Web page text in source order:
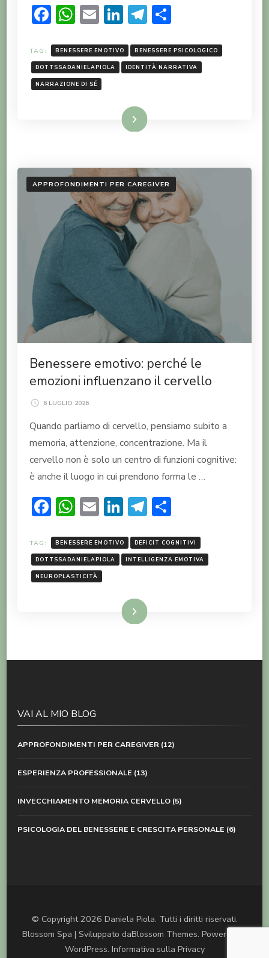
Facebook
WhatsApp
EmailLinkedIn
Telegram
TAG: BENESSERE EMOTIVO BENESSERE PSICOLOGICO
DOTTSSADANIELAPIOLA IDENTITÀ NARRATIVA
NARRAZIONE DI SÉ
LEGGI TUTTO
APPROFONDIMENTI PER CAREGIVER
Benessere emotivo: perché le
emozioni influenzano il cervello
6 LUGLIO 2026
Quando parliamo di cervello, pensiamo subito a
memoria, attenzione, concentrazione. Ma il
cervello non è solo un centro di funzioni cognitive:
è anche il luogo in cui prendono forma le …
Facebook
WhatsApp
EmailLinkedIn
Telegram
TAG: BENESSERE EMOTIVO DEFICIT COGNITIVI
DOTTSSADANIELAPIOLA INTELLIGENZA EMOTIVA
NEUROPLASTICITÀ
LEGGI TUTTO
VAI AL MIO BLOG
APPROFONDIMENTI PER CAREGIVER (12)
ESPERIENZA PROFESSIONALE (13)
INVECCHIAMENTO MEMORIA CERVELLO (5)
PSICOLOGIA DEL BENESSERE E CRESCITA PERSONALE (6)
© Copyright 2026 Daniela Piola. Tutti i diritti riservati.
Blossom Spa | Sviluppato daBlossom Themes. Powered by
WordPress. Informativa sulla Privacy